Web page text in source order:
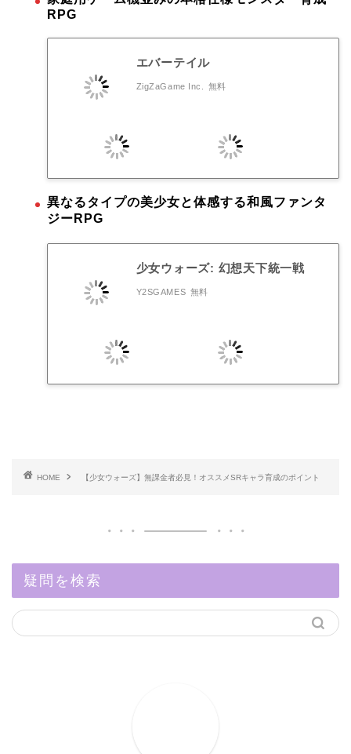
RPG
エバーテイル
ZigZaGame Inc. 無料
異なるタイプの美少女と体感する和風ファンタ
ジーRPG
少女ウォーズ: 幻想天下統一戦
Y2SGAMES 無料
HOME 【少女ウォーズ】無課金者必見！オススメSRキャラ育成のポイント
疑問を検索